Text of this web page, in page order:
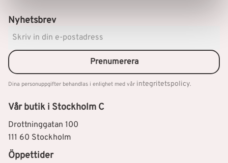
Vår butik i Stockholm C
Drottninggatan 100
111 60 Stockholm
Öppettider
Nyhetsbrev
Prenumerera
Dina personuppgifter behandlas i enlighet med vår integritetspolicy.